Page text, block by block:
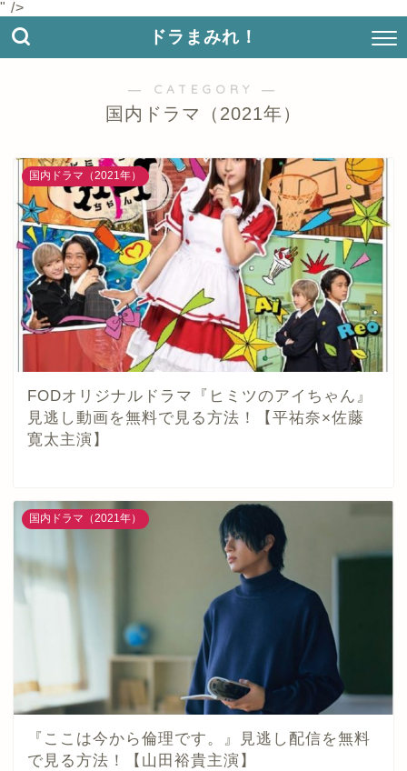
" />
ドラまみれ！
― CATEGORY ―
国内ドラマ（2021年）
国内ドラマ（2021年）
FODオリジナルドラマ『ヒミツのアイちゃん』
見逃し動画を無料で見る方法！【平祐奈×佐藤
寛太主演】
国内ドラマ（2021年）
『ここは今から倫理です。』見逃し配信を無料
で見る方法！【山田裕貴主演】